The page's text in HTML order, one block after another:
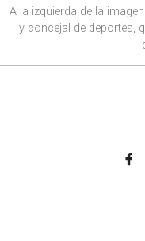
A la izquierda de la
y concejal de deportes,